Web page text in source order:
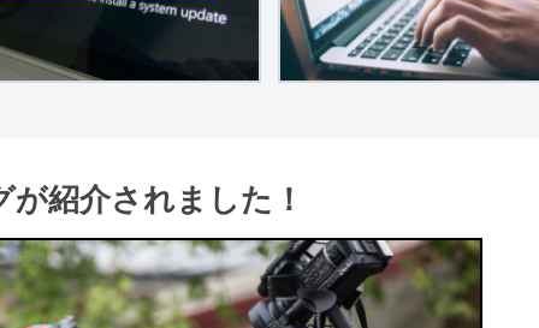
紹介されました！